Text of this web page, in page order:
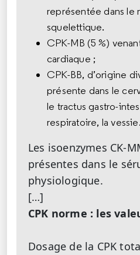
représentée dans le
squelettique.
CPK-MB (5 %)
cardiaque ;
CPK-BB, d’origine
présente dans le
le tractus gastro-
respiratoire, la vessie.
Les isoenzymes CK-
présentes dans le
physiologique.
[…]
CPK norme : les
Dosage de la CPK